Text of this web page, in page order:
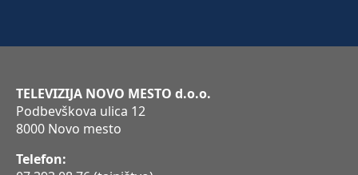
TELEVIZIJA NOVO MESTO d.o.o.
Podbevškova ulica 12
8000 Novo mesto
Telefon: